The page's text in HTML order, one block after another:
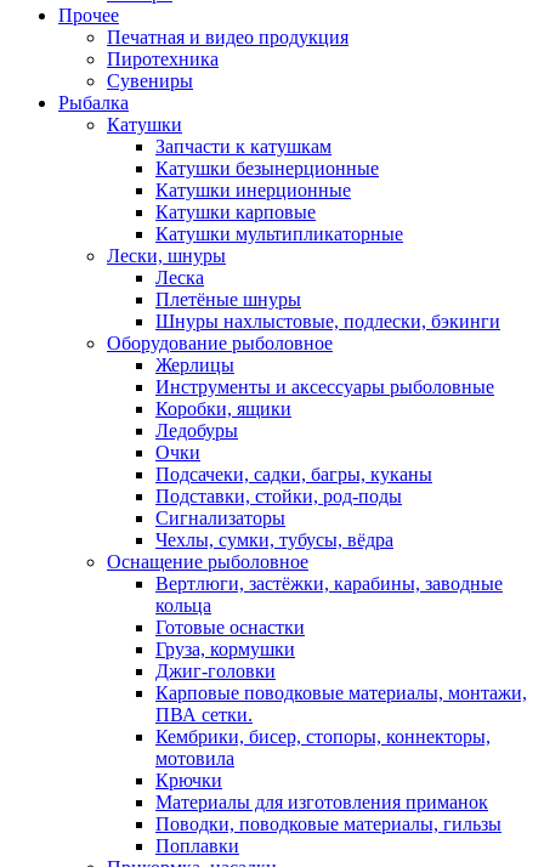
Прочее
Печатная и видео продукция
Пиротехника
Сувениры
Рыбалка
Катушки
Запчасти к катушкам
Катушки безынерционные
Катушки инерционные
Катушки карповые
Катушки мультипликаторные
Лески, шнуры
Леска
Плетёные шнуры
Шнуры нахлыстовые, подлески, бэкинги
Оборудование рыболовное
Жерлицы
Инструменты и аксессуары рыболовные
Коробки, ящики
Ледобуры
Очки
Подсачеки, садки, багры, куканы
Подставки, стойки, род-поды
Сигнализаторы
Чехлы, сумки, тубусы, вёдра
Оснащение рыболовное
Вертлюги, застёжки, карабины, заводные
кольца
Готовые оснастки
Груза, кормушки
Джиг-головки
Карповые поводковые материалы, монтажи,
ПВА сетки.
Кембрики, бисер, стопоры, коннекторы,
мотовила
Крючки
Материалы для изготовления приманок
Поводки, поводковые материалы, гильзы
Поплавки